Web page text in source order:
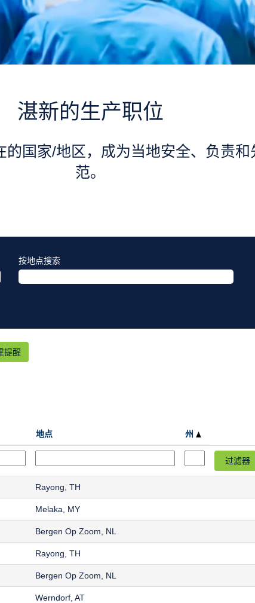
湛新的生产职位
国家/地区，成为当地安全、负责
范。
按地点搜索
提醒
地点 州
Rayong, TH
Melaka, MY
Bergen Op Zoom, NL
Rayong, TH
Bergen Op Zoom, NL
Werndorf, AT